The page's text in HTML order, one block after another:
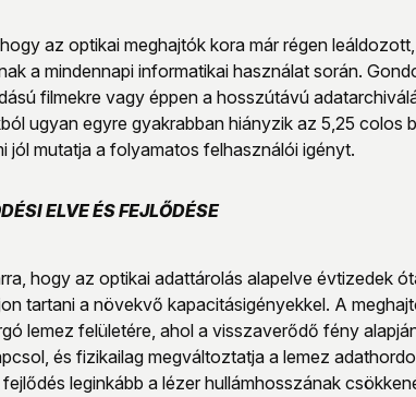
az optikai meghajtók kora már régen
a mindennapi informatikai használat során.
filmekre vagy éppen a hosszútávú
ugyan egyre gyakrabban hiányzik az 5,25
jól mutatja a folyamatos felhasználói igényt.
ELVE ÉS FEJLŐDÉSE
hogy az optikai adattárolás alapelve évtizedek
tartani a növekvő kapacitásigényekkel. A
lemez felületére, ahol a visszaverődő fény
és fizikailag megváltoztatja a lemez
fejlődés leginkább a lézer hullámhosszának